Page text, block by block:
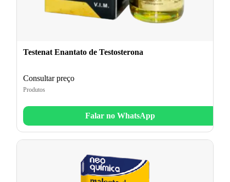
Testenat Enantato de Testosterona
Consultar preço
Produtos
Falar no WhatsApp